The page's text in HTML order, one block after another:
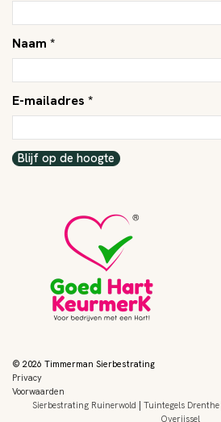
Naam *
E-mailadres *
Blijf op de hoogte
© 2026 Timmerman Sierbestrating
Privacy
Voorwaarden
Sierbestrating Ruinerwold
Tuintegels Drenthe
Overijssel